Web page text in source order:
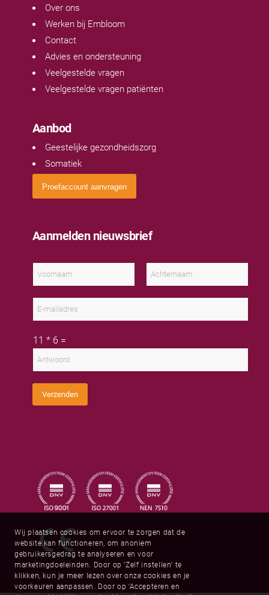
Over ons
Werken bij Embloom
Contact
Advies en ondersteuning
Veelgestelde vragen
Veelgestelde vragen patiënten
Aanbod
Geestelijke gezondheidszorg
Somatiek
Proefaccount aanvragen
Aanmelden nieuwsbrief
a
o
a
a
c
m
m
i
l
r
e
C
u
o
m
p
11 * 6 =
Verzenden
Wij plaatsen cookies om ervoor te zorgen dat de
website kan functioneren, om anoniem
gebruikersgedrag te analyseren en voor
marketingdoeleinden. Door op ‘Zelf instellen’ te
klikken, kun je meer lezen over onze cookies en je
voorkeuren aanpassen. Door op ‘Accepteren en